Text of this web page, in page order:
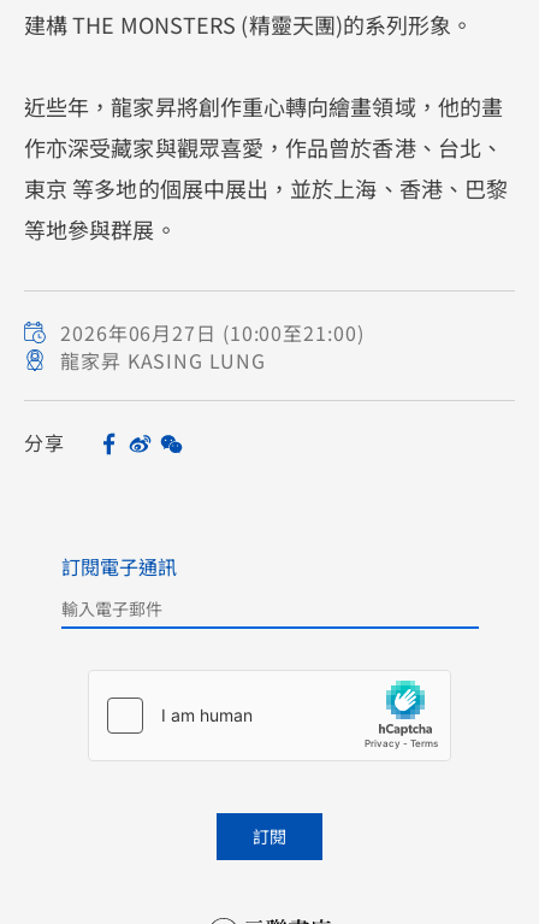
建構 THE MONSTERS (精靈天團)的系列形象。
近些年，龍家昇將創作重心轉向繪畫領域，他的畫
作亦深受藏家與觀眾喜愛，作品曾於香港、台北、
東京 等多地的個展中展出，並於上海、香港、巴黎
等地參與群展。
2026年06月27日 (10:00至21:00)
龍家昇 KASING LUNG
分享 Facebook
SinaWeChat
訂閱電子通訊